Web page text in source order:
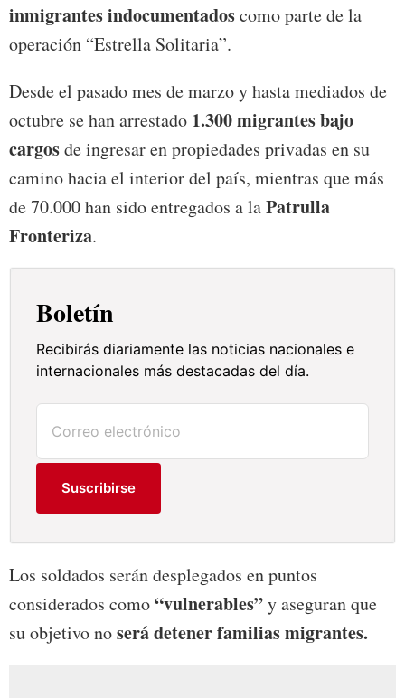
inmigrantes indocumentadoscomo parte de la
operación “Estrella Solitaria”.
Desde el pasado mes de marzo y hasta mediados de
octubre se han arrestado 1.300 migrantes bajo
cargosde ingresar en propiedades privadas en su
camino hacia el interior del país, mientras que más
de 70.000 han sido entregados a laPatrulla
Fronteriza.
Boletín
Recibirás diariamente las noticias nacionales e
internacionales más destacadas del día.
Suscribirse
Los soldados serán desplegados en puntos
considerados como“vulnerables”y aseguran que
su objetivo noserá detener familias migrantes.